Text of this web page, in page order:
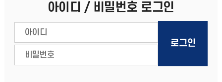
아이디 / 비밀번호 로그인